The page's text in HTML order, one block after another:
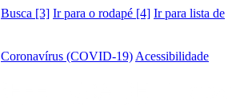
Busca [3] Ir para o rodapé [4] Ir para lista de
Coronavírus (COVID-19) Acessibilidade